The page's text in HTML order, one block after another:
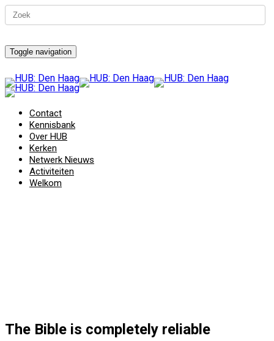
Toggle navigation
Contact
Kennisbank
Over HUB
Kerken
Netwerk Nieuws
Activiteiten
Welkom
The Bible is completely reliable